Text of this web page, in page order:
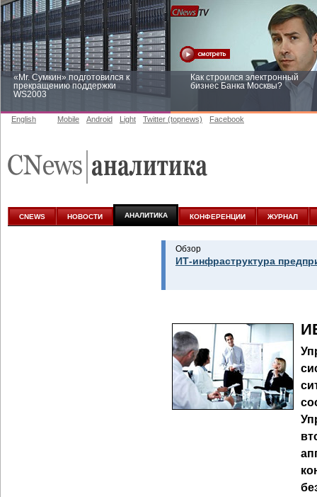
«Mr. Сумкин» подготовился к
прекращению поддержки
WS2003
Как строился электронный
бизнес Банка Москвы?
аналитике
English Mobile Android Light Twitter (topnews) Facebook
CNEWS НОВОСТИ АНАЛИТИКА КОНФЕРЕНЦИИ ЖУРНАЛ
Обзор
ИТ-инфраструктура